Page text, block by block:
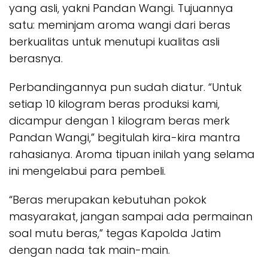
yang asli, yakni Pandan Wangi. Tujuannya
satu: meminjam aroma wangi dari beras
berkualitas untuk menutupi kualitas asli
berasnya.
Perbandingannya pun sudah diatur. “Untuk
setiap 10 kilogram beras produksi kami,
dicampur dengan 1 kilogram beras merk
Pandan Wangi,” begitulah kira-kira mantra
rahasianya. Aroma tipuan inilah yang selama
ini mengelabui para pembeli.
“Beras merupakan kebutuhan pokok
masyarakat, jangan sampai ada permainan
soal mutu beras,” tegas Kapolda Jatim
dengan nada tak main-main.